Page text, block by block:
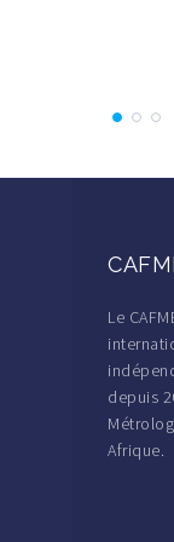
Le
depuis
Afrique.